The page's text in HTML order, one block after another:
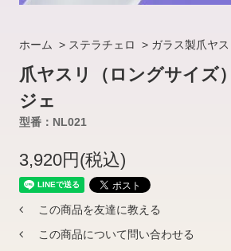
ホーム > ステラチェロ > ガラス製爪ヤ
爪ヤスリ（ロングサイ
ジェ
型番：NL021
3,920円(税込)
この商品を友達に教える
この商品について問い合わせる